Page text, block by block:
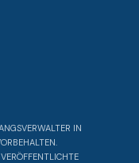
IN
VERÖFFENTLICHTE